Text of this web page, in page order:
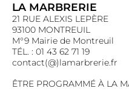
LA MARBRERIE
21 RUE ALEXIS LEPÈRE
93100 MONTREUIL
M°9 Mairie de Montreuil
TÉL. : 01 43 62 71 19
contact(@)lamarbrerie.fr
ÊTRE PROGRAMMÉ À LA